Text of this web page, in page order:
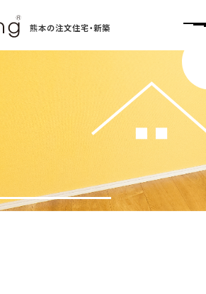
熊本の注文住宅・新築